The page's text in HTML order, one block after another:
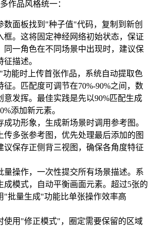
作品风格统一：
数面板找到"种子值"代码，复制到新创
框。这将固定神经网络初始状态，保证
同一角色在不同场景中出现时，建议保
描述。
能时上传首张作品，系统自动提取色
征。匹配度可调节在70%-90%之间，数
意发挥。最佳实践是先以90%匹配生成
添加新元素。
成功形象，生成新场景时调用参考图。
传多张参考图，优先处理最后添加的图
议保存正侧背三视图，确保各角度特征
量操作，一次性提交所有场景描述。系
成模式，自动平衡画面元素。超过5张的
"批量生成"功能比单张操作效率高
使用"修正模式"，圈定需要保留的区域